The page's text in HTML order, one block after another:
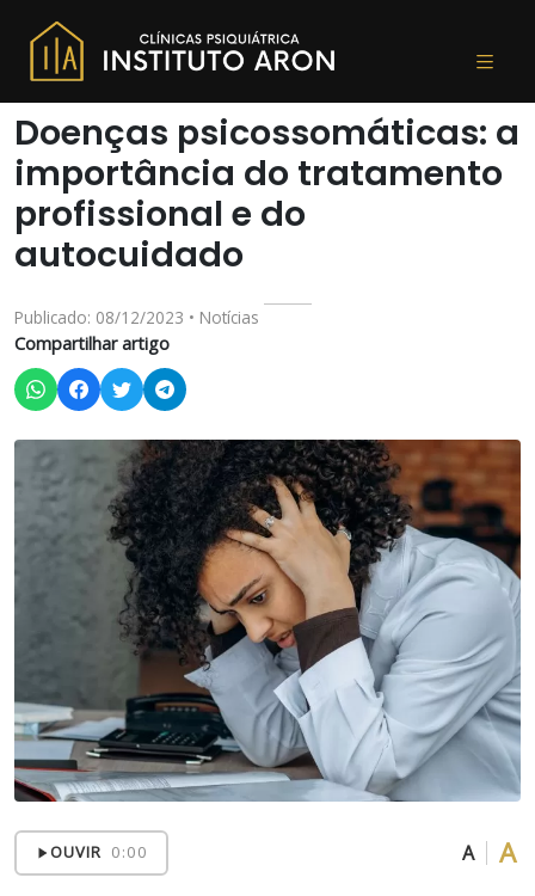
Doenças psicossomáticas: a
importância do tratamento
profissional e do
autocuidado
Publicado: 08/12/2023 • Notícias
Compartilhar artigo
OUVIR 0:00 A A